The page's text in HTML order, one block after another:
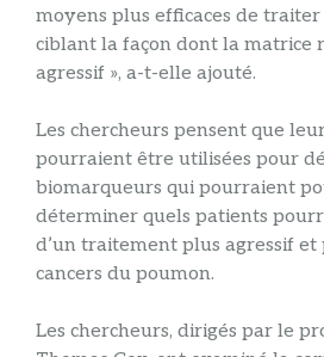
moyens plus efficaces de
ciblant la façon dont la matrice
agressif », a-t-elle ajouté.
Les chercheurs pensent que
pourraient être utilisées pour
biomarqueurs qui pourraient
déterminer quels patients
d’un traitement plus agressif et
cancers du poumon.
Les chercheurs, dirigés par le